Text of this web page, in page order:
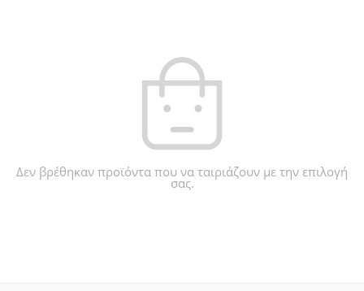
Δεν βρέθηκαν προϊόντα που να ταιριάζουν με την επιλογή
σας.